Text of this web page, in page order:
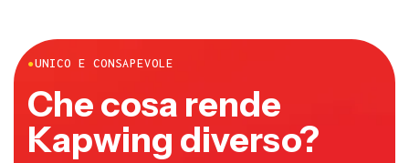
●UNICO E CONSAPEVOLE
Che cosa rende
Kapwing diverso?